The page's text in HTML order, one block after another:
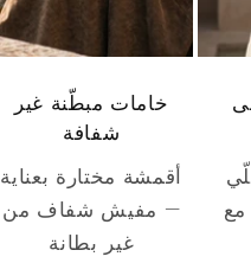
خامات مبطّنة غير
شفافة
أقمشة مختارة بعناية
— مفيش شفاف من
غير بطانة